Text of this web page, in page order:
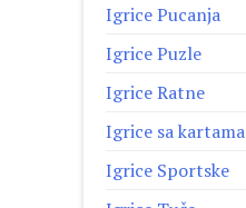
Igrice Pucanja
Igrice Puzle
Igrice Ratne
Igrice sa kartama
Igrice Sportske